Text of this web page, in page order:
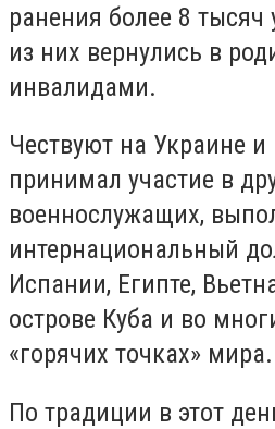
ранения более 8 тысяч
из них вернулись в
инвалидами.
Чествуют на Украине и
принимал участие в
военнослужащих,
интернациональный
Испании, Египте,
острове Куба и во
«горячих точках» мира.
По традиции в этот